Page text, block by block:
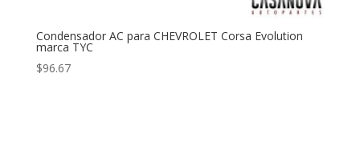
Condensador AC para CHEVROLET Corsa Evolution
marca TYC
$96.67